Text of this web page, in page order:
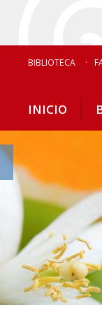
BIBLIOTECA
INICIO